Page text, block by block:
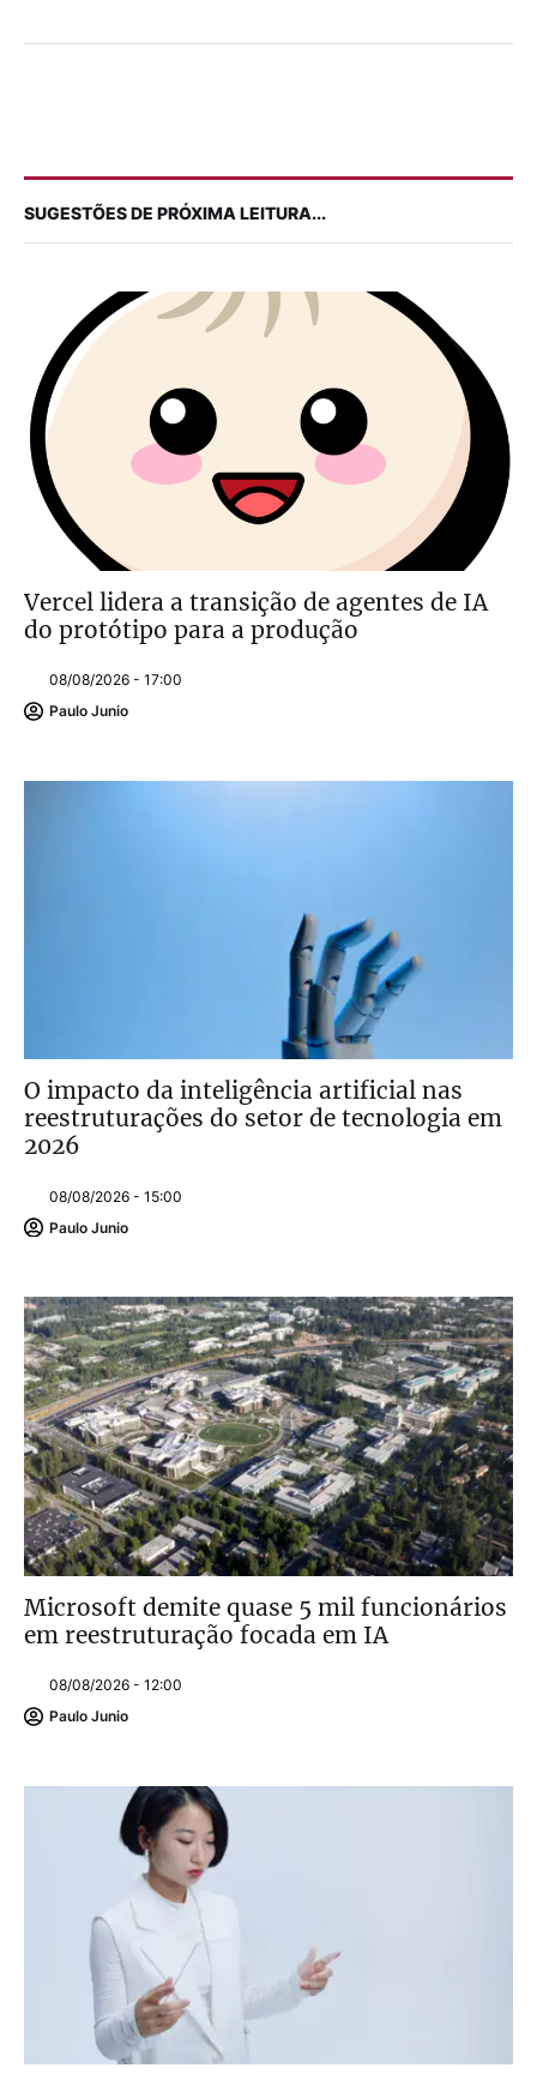
SUGESTÕES DE PRÓXIMA LEITURA...
Vercel lidera a transição de agentes de IA
do protótipo para a produção
08/08/2026 - 17:00
Paulo Junio
O impacto da inteligência artificial nas
reestruturações do setor de tecnologia em
2026
08/08/2026 - 15:00
Paulo Junio
Microsoft demite quase 5 mil funcionários
em reestruturação focada em IA
08/08/2026 - 12:00
Paulo Junio